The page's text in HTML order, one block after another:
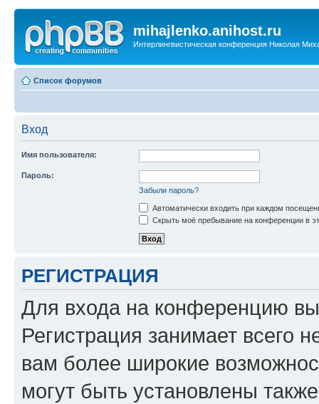
mihajlenko.anihost.ru
Интерлингвистическая конференция Николая
Список форумов
Вход
Имя пользователя:
Пароль:
Забыли пароль?
Автоматически входить при каждом
Скрыть моё пребывание на конференции в
РЕГИСТРАЦИЯ
Для входа на конференцию
Регистрация занимает всего
вам более широкие
могут быть установлены